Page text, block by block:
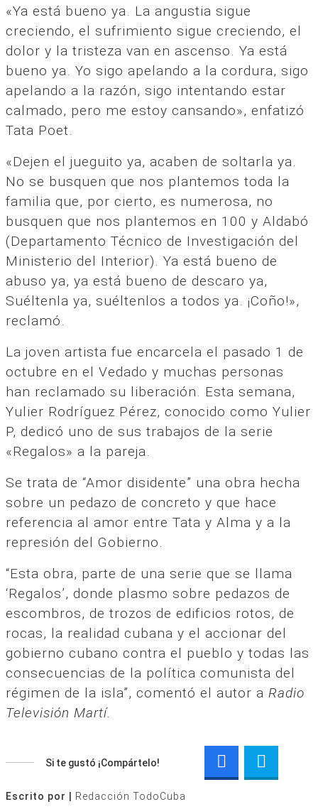
«Ya está bueno ya. La angustia sigue
creciendo, el sufrimiento sigue creciendo, el
dolor y la tristeza van en ascenso. Ya está
bueno ya. Yo sigo apelando a la cordura, sigo
apelando a la razón, sigo intentando estar
calmado, pero me estoy cansando», enfatizó
Tata Poet.
«Dejen el jueguito ya, acaben de soltarla ya.
No se busquen que nos plantemos toda la
familia que, por cierto, es numerosa, no
busquen que nos plantemos en 100 y Aldabó
(Departamento Técnico de Investigación del
Ministerio del Interior). Ya está bueno de
abuso ya, ya está bueno de descaro ya,
Suéltenla ya, suéltenlos a todos ya. ¡Coño!»,
reclamó.
La joven artista fue encarcela el pasado 1 de
octubre en el Vedado y muchas personas
han reclamado su liberación. Esta semana,
Yulier Rodríguez Pérez, conocido como Yulier
P, dedicó uno de sus trabajos de la serie
«Regalos» a la pareja.
Se trata de “Amor disidente” una obra hecha
sobre un pedazo de concreto y que hace
referencia al amor entre Tata y Alma y a la
represión del Gobierno.
“Esta obra, parte de una serie que se llama
‘Regalos’, donde plasmo sobre pedazos de
escombros, de trozos de edificios rotos, de
rocas, la realidad cubana y el accionar del
gobierno cubano contra el pueblo y todas las
consecuencias de la política comunista del
régimen de la isla”, comentó el autor a Radio
Televisión Martí.
Si te gustó ¡Compártelo!
Escrito por |
Redacción TodoCuba